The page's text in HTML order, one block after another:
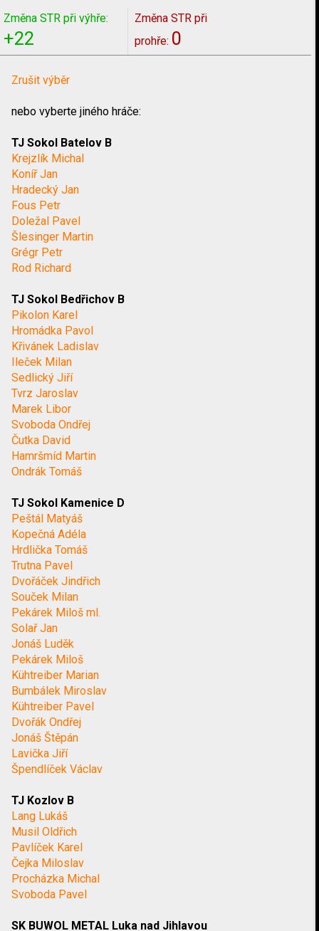
Změna STR při výhře:
+22
Změna STR při
prohře: 0
Zrušit výběr
nebo vyberte jiného hráče:
TJ Sokol Batelov B
Krejzlík Michal
Koníř Jan
Hradecký Jan
Fous Petr
Doležal Pavel
Šlesinger Martin
Grégr Petr
Rod Richard
TJ Sokol Bedřichov B
Pikolon Karel
Hromádka Pavol
Křivánek Ladislav
Ileček Milan
Sedlický Jiří
Tvrz Jaroslav
Marek Libor
Svoboda Ondřej
Čutka David
Hamršmíd Martin
Ondrák Tomáš
TJ Sokol Kamenice D
Peštál Matyáš
Kopečná Adéla
Hrdlička Tomáš
Trutna Pavel
Dvořáček Jindřich
Souček Milan
Pekárek Miloš ml.
Solař Jan
Jonáš Luděk
Pekárek Miloš
Kühtreiber Marian
Bumbálek Miroslav
Kühtreiber Pavel
Dvořák Ondřej
Jonáš Štěpán
Lavička Jiří
Špendlíček Václav
TJ Kozlov B
Lang Lukáš
Musil Oldřich
Pavlíček Karel
Čejka Miloslav
Procházka Michal
Svoboda Pavel
SK BUWOL METAL Luka nad Jihlavou